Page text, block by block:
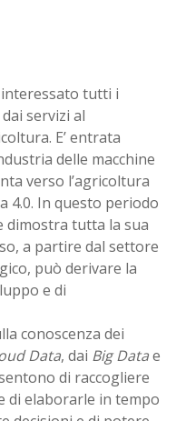
tutti i
servizi al
E’ entrata
delle macchine
verso l’agricoltura
4.0. In questo periodo
dimostra tutta la sua
a partire dal settore
può derivare la
e di
conoscenza dei
Data, dai Big Datae
di raccogliere
di elaborarle in tempo